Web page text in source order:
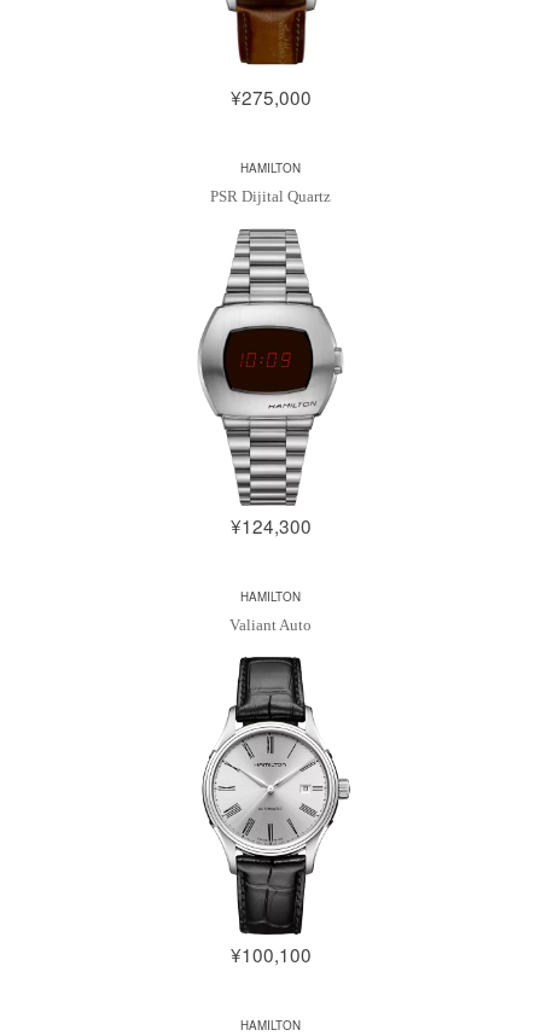
¥275,000
HAMILTON
PSR Dijital Quartz
¥124,300
HAMILTON
Valiant Auto
¥100,100
HAMILTON